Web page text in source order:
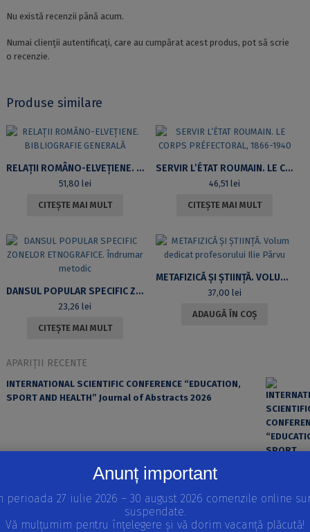
Nu există recenzii până acum.
Numai clienții autentificați, care au cumpărat acest produs, pot să scrie
o recenzie.
Produse similare
RELAȚII ROMÂNO-ELVEȚIENE. BIBLIOGRAFIE GENERALĂ
51,80 lei
CITEȘTE MAI MULT
SERVIR L’ÉTAT ROUMAIN. LE CORPS PRÉFECTORAL, 1866-1940
46,51lei
CITEȘTE MAI MULT
DANSUL POPULAR SPECIFIC ZONELOR ETNOGRAFICE. ÎNDRUMAR METODIC
23,26lei
CITEȘTE MAI MULT
METAFIZICĂ ȘI ȘTIINȚĂ. VOLUM DEDICAT PROFESORULUI ILIE PÂRVU
37,00lei
ADAUGĂ ÎN COȘ
APARIȚII RECENTE
INTERNATIONAL SCIENTIFIC CONFERENCE “EDUCATION,
SPORT AND HEALTH” Journal of Abstracts 2026
Anunț important
perioada 27 iulie 2026 – 30 august 2026 comenzile online
suspendate.
Vă mulțumim pentru înțelegere și vă dorim vacanță plăcută!